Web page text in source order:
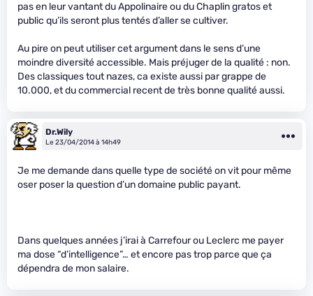
pas en leur vantant du Appolinaire ou du Chaplin gratos et
public qu’ils seront plus tentés d’aller se cultiver.
Au pire on peut utiliser cet argument dans le sens d’une
moindre diversité accessible. Mais préjuger de la qualité : non.
Des classiques tout nazes, ca existe aussi par grappe de
10.000, et du commercial recent de très bonne qualité aussi.
Dr.Wily
Le 23/04/2014 à 14h49
Je me demande dans quelle type de société on vit pour même
oser poser la question d’un domaine public payant.
Dans quelques années j’irai à Carrefour ou Leclerc me payer
ma dose “d’intelligence”… et encore pas trop parce que ça
dépendra de mon salaire.